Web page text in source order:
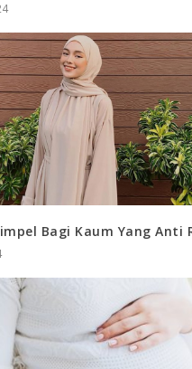
Bagi Kaum Yang Anti